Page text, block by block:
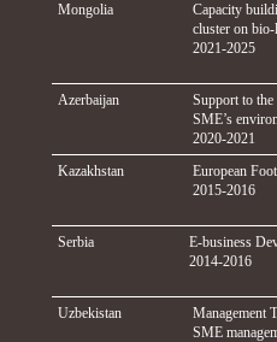
Mongolia
Capacity
cluster on bio-
2021-2025
Azerbaijan
Support to
SME’s
2020-2021
Kazakhstan
European
2015-2016
Serbia
E-business
2014-2016
Uzbekistan
Management
SME